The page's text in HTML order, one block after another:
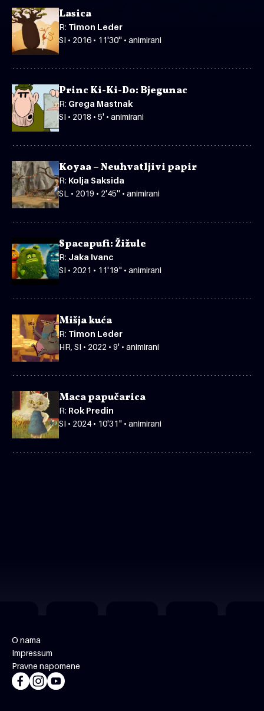
Lasica
R: Timon Leder
SI • 2016 • 11'30'' • animirani
Princ Ki-Ki-Do: Bjegunac
R: Grega Mastnak
SI • 2018 • 5' • animirani
Koyaa – Neuhvatljivi papir
R: Kolja Saksida
SL • 2019 • 2'45'' • animirani
Spacapufi: Žižule
R: Jaka Ivanc
SI • 2021 • 11'19" • animirani
Mišja kuća
R: Timon Leder
HR, SI • 2022 • 9' • animirani
Maca papučarica
R: Rok Predin
SI • 2024 • 10'31" • animirani
O nama
Impressum
Pravne napomene